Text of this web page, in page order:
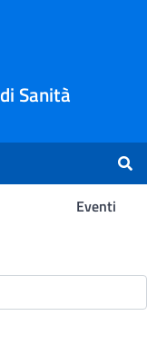
Sanità
Eventi
-